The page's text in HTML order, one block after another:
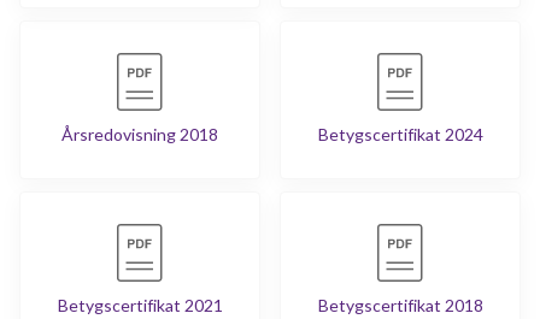
Årsredovisning 2018 Betygscertifikat 2024
Betygscertifikat 2021 Betygscertifikat 2018